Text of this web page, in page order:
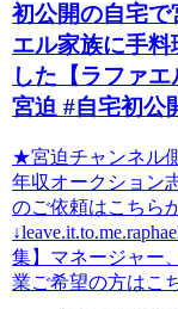
初公開の自宅
エル家族に手料
した【ラファ
宮迫 #自宅初公
★宮迫チャンネル
年収オークション
のご依頼はこちら
集】マネージャー
業ご希望の方はこ